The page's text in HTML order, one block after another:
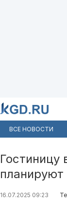
ВСЕ НОВОСТИ
Гостиницу
16.07.2025 09:23